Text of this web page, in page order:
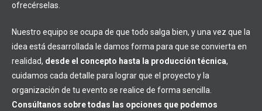
ofrecérselas.
Nuestro equipo se ocupa de que todo salga bien, y una vez que la
idea está desarrollada le damos forma para que se convierta en
realidad, desde el concepto hasta la producción técnica,
cuidamos cada detalle para lograr que el proyecto y la
organización de tu evento se realice de forma sencilla.
Consúltanos sobre todas las opciones que podemos